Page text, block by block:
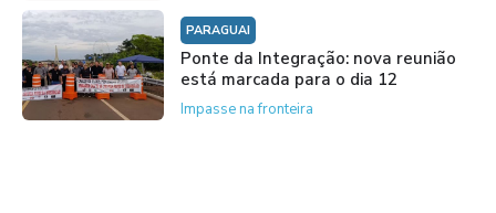
PARAGUAI
Ponte da Integração: nova reunião
está marcada para o dia 12
Impasse na fronteira